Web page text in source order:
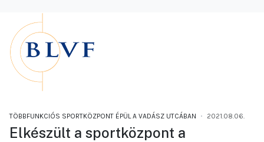
TÖBBFUNKCIÓS SPORTKÖZPONT ÉPÜL A VADÁSZ UTCÁBAN 2021.08.06.
Elkészült a sportközpont a